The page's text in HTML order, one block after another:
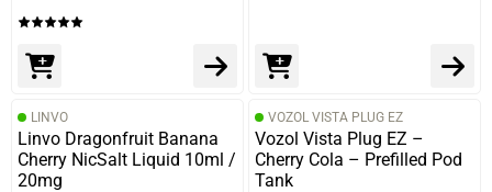
LINVO
Linvo Dragonfruit Banana
Cherry NicSalt Liquid 10ml /
20mg
VOZOL VISTA PLUG EZ
Vozol Vista Plug EZ –
Cherry Cola – Prefilled Pod
Tank